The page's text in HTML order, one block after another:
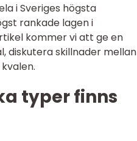
i Sveriges högsta
rankade lagen i
kommer vi att ge en
diskutera skillnader mellan
typer finns